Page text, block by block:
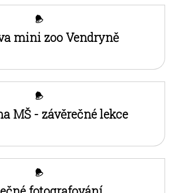
mini zoo Vendryně
MŠ - závěrečné lekce